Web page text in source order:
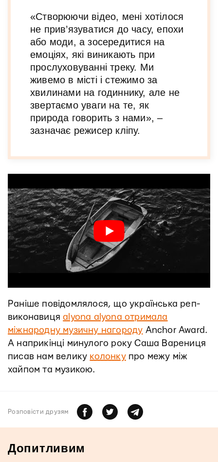
«Створюючи відео, мені хотілося
не прив’язуватися до часу, епохи
або моди, а зосередитися на
емоціях, які виникають при
прослуховуванні треку. Ми
живемо в місті і стежимо за
хвилинами на годиннику, але не
звертаємо уваги на те, як
природа говорить з нами», –
зазначає режисер кліпу.
Раніше повідомлялося, що українська реп-
виконавицяalyona alyona отримала
міжнародну музичну нагороду Anchor Award.
А наприкінці минулого року Саша Варениця
писав нам велику колонкупро межу між
хайпом та музикою.
Розповiсти друзям
Допитливим